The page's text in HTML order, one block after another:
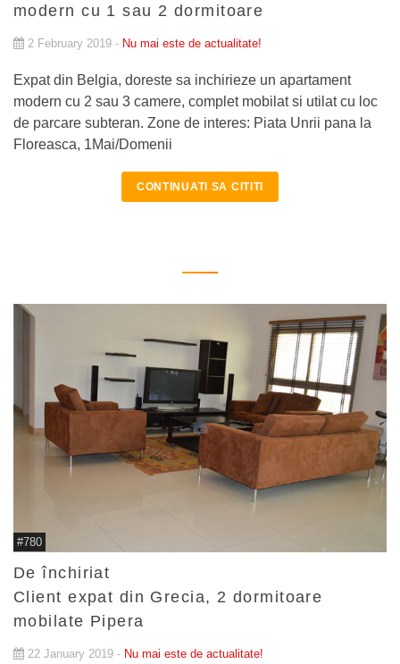
modern cu 1 sau 2 dormitoare
2 February 2019 - Nu mai este de actualitate!
Expat din Belgia, doreste sa inchirieze un apartament
modern cu 2 sau 3 camere, complet mobilat si utilat cu loc
de parcare subteran. Zone de interes: Piata Unrii pana la
Floreasca, 1Mai/Domenii
CONTINUATI SA CITITI
#780
De închiriat
Client expat din Grecia, 2 dormitoare
mobilate Pipera
22 January 2019 - Nu mai este de actualitate!